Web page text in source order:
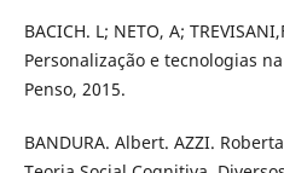
BACICH. L; NETO, A;
Personalização e tecnologias
Penso, 2015.
BANDURA. Albert. AZZI.